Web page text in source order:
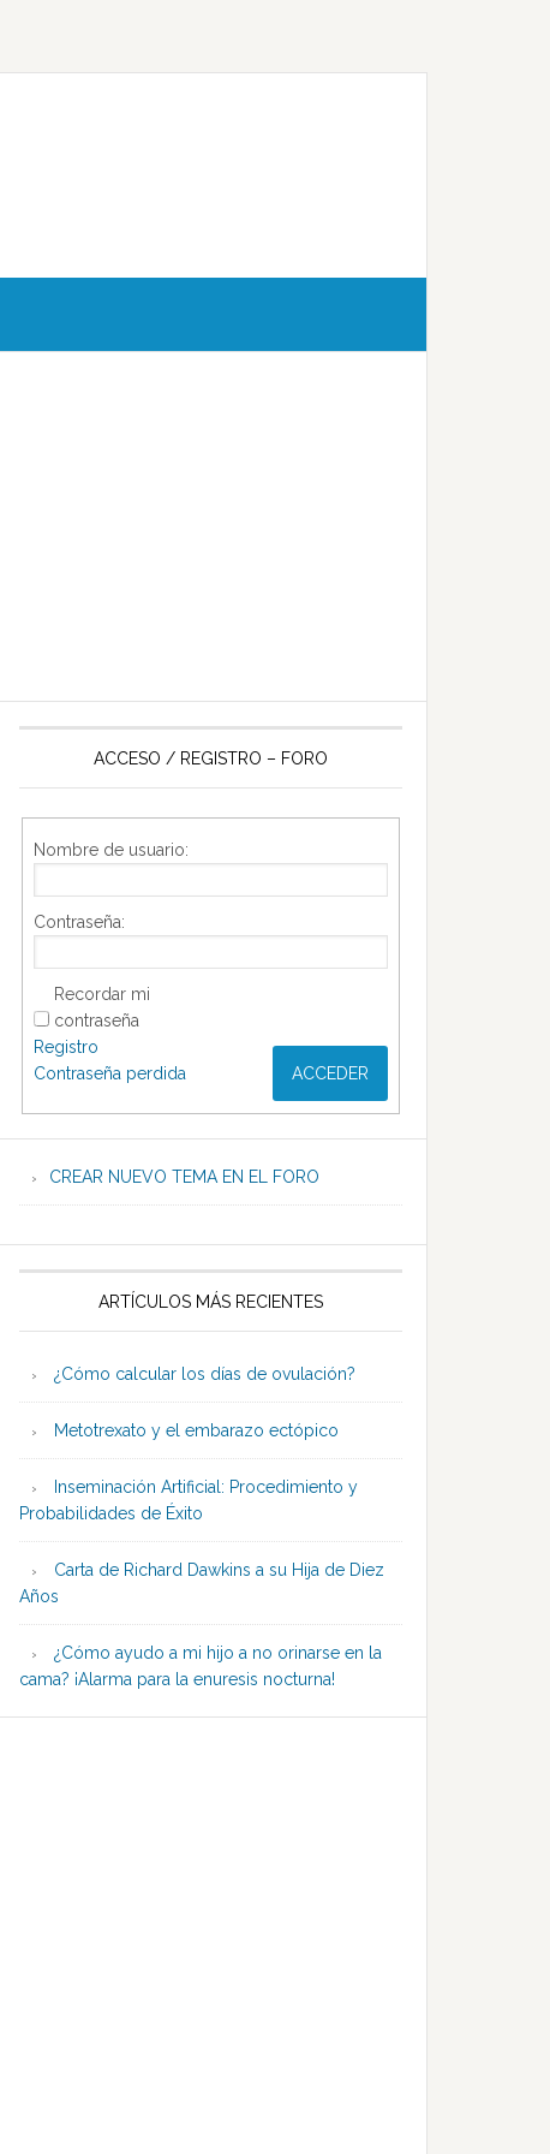
ACCESO / REGISTRO – FORO
Nombre de usuario:
Contraseña:
Recordar mi
contraseña
ACCEDER
Registro
Contraseña perdida
CREAR NUEVO TEMA EN EL FORO
ARTÍCULOS MÁS RECIENTES
¿Cómo calcular los días de ovulación?
Metotrexato y el embarazo ectópico
Inseminación Artificial: Procedimiento y
Probabilidades de Éxito
Carta de Richard Dawkins a su Hija de Diez
Años
¿Cómo ayudo a mi hijo a no orinarse en la
cama? ¡Alarma para la enuresis nocturna!